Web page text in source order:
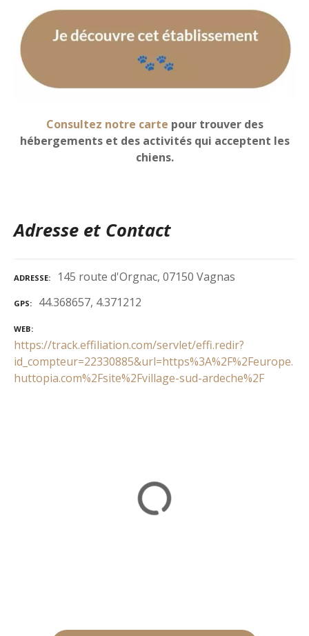
Consultez notre carte pour trouver des
hébergements et des activités qui acceptent les
chiens.
Adresse et Contact
ADRESSE 145 route d'Orgnac, 07150 Vagnas
GPS 44.368657, 4.371212
WEB
https://track.effiliation.com/servlet/effi.redir?
id_compteur=22330885&url=https%3A%2F%2Feurope.
huttopia.com%2Fsite%2Fvillage-sud-ardeche%2F